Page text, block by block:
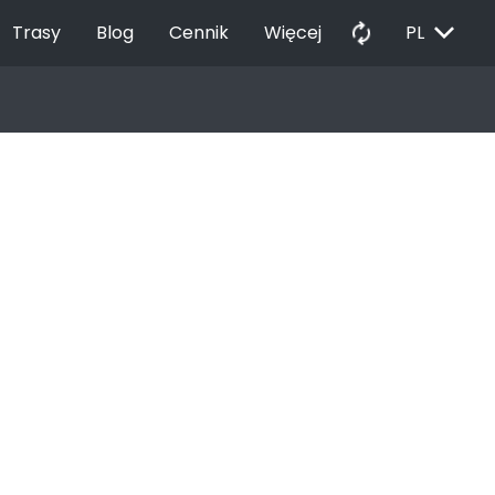
Trasy Blog Cennik Więcej autorenew PL EXPAND_MORE